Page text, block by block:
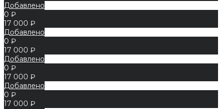
Добавлено
0 ₽
17 000 ₽
Добавлено
0 ₽
17 000 ₽
Добавлено
0 ₽
17 000 ₽
Добавлено
0 ₽
17 000 ₽